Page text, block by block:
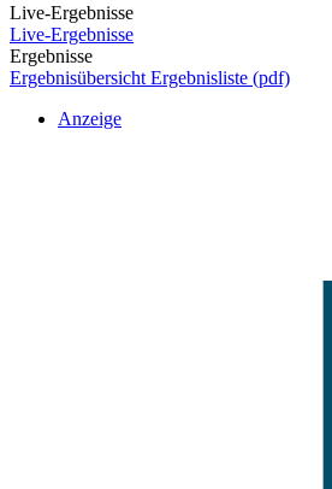
Live-Ergebnisse
Live-Ergebnisse
Ergebnisse
Ergebnisübersicht Ergebnisliste (pdf)
Anzeige